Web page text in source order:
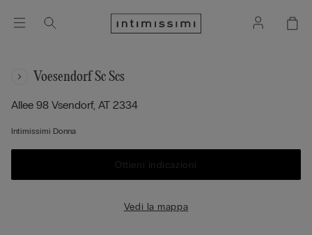
Voesendorf Sc Scs
Allee 98 Vsendorf, AT 2334
Intimissimi Donna
Ottieni indicazioni
Vedi la mappa